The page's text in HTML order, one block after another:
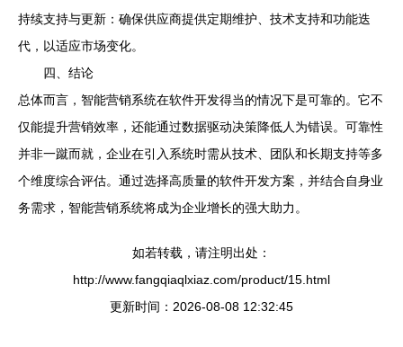
持续支持与更新：确保供应商提供定期维护、技术支持和功能迭
代，以适应市场变化。
四、结论
总体而言，智能营销系统在软件开发得当的情况下是可靠的。它不
仅能提升营销效率，还能通过数据驱动决策降低人为错误。可靠性
并非一蹴而就，企业在引入系统时需从技术、团队和长期支持等多
个维度综合评估。通过选择高质量的软件开发方案，并结合自身业
务需求，智能营销系统将成为企业增长的强大助力。
如若转载，请注明出处：
http://www.fangqiaqlxiaz.com/product/15.html
更新时间：2026-08-08 12:32:45